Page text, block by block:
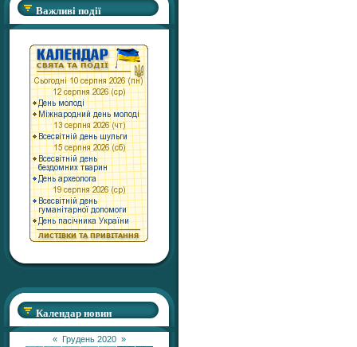
Важливі події
Календар новин
« Грудень 2020 »